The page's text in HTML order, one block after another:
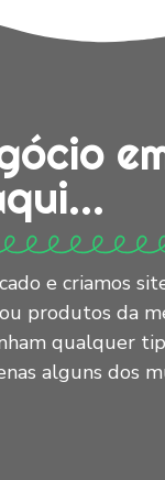
e criamos
produtos da
qualquer
alguns dos